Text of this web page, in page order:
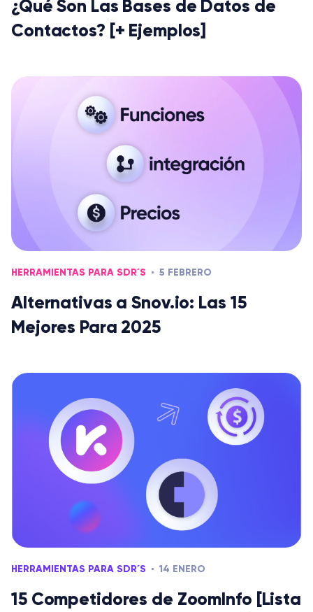
¿Qué Son Las Bases de Datos de
Contactos? [+ Ejemplos]
HERRAMIENTAS PARA SDR´S 5 FEBRERO
Alternativas a Snov.io: Las 15
Mejores Para 2025
HERRAMIENTAS PARA SDR´S 14 ENERO
15 Competidores de ZoomInfo [Lista